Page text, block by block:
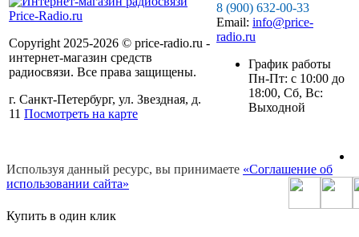
Copyright 2025-2026 © price-radio.ru -
интернет-магазин средств
радиосвязи. Все права защищены.
г. Санкт-Петербург, ул. Звездная, д.
11 Посмотреть на карте
8 (900) 632-00-33
Email: info@price-
radio.ru
График работы
Пн-Пт: c 10:00 до
18:00, Сб, Вс:
Выходной
Используя данный ресурс, вы принимаете «Соглашение об
использовании сайта»
Купить в один клик